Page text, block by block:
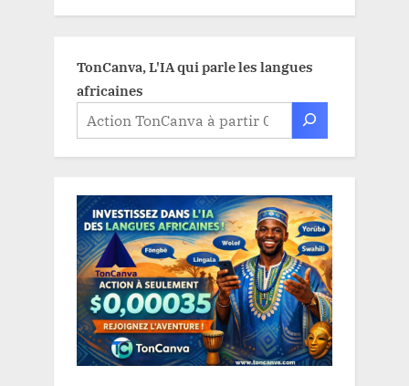
TonCanva, L'IA qui parle les langues
africaines